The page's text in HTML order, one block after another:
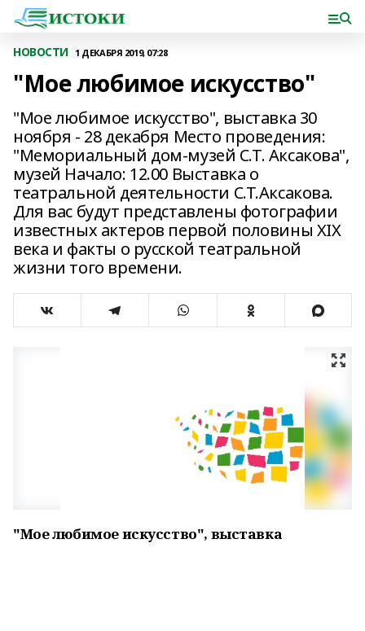
НОВОСТИ 1 ДЕКАБРЯ 2019, 07:28
"Мое любимое искусство"
"Мое любимое искусство", выставка 30
ноября - 28 декабря Место проведения:
"Мемориальный дом-музей С.Т. Аксакова",
музей Начало: 12.00 Выставка о
театральной деятельности С.Т.Аксакова.
Для вас будут представлены фотографии
известных актеров первой половины XIX
века и факты о русской театральной
жизни того времени.
"Мое любимое искусство", выставка